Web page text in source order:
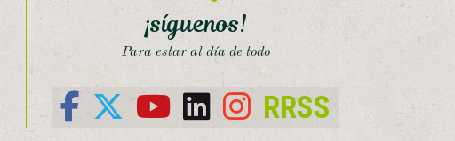
¡síguenos!
Para estar al día de todo
RRSS